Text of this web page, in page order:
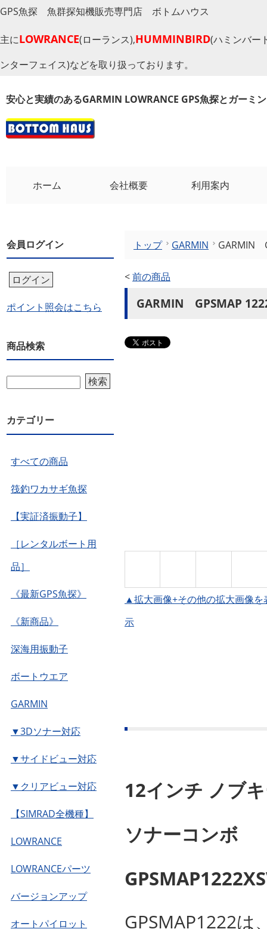
GPS魚探 魚群探知機販売専門店 ボトムハウス
主にLOWRANCE(ローランス),HUMMINBIRD(ハミンバー
ンターフェイス)などを取り扱っております。
安心と実績のあるGARMIN LOWRANCE GPS魚探とガーミ
ホーム 会社概要 利用案内
会員ログイン
ログイン
ポイント照会はこちら
商品検索
検索
カテゴリー
すべての商品
筏釣ワカサギ魚探
【実証済振動子】
［レンタルボート用
品］
《最新GPS魚探》
《新商品》
深海用振動子
ボートウエア
GARMIN
▼3Dソナー対応
▼サイドビュー対応
▼クリアビュー対応
【SIMRAD全機種】
LOWRANCE
LOWRANCEパーツ
バージョンアップ
オートパイロット
トップ GARMIN GARMIN
<前の商品
GARMIN GPSMAP
▲拡大画像+その他の拡大画像を
示
12インチ ノブ
ソナーコンボ
GPSMAP1222は